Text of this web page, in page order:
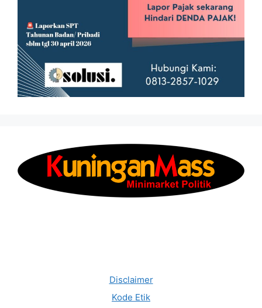
Disclaimer
Kode Etik